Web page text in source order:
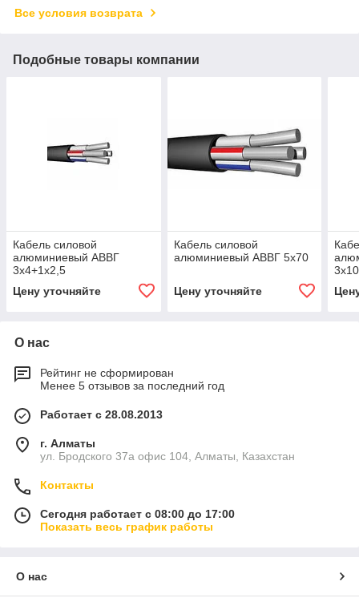
Все условия возврата
Подобные товары компании
Кабель силовой
алюминиевый АВВГ
3х4+1х2,5
Цену уточняйте
Кабель силовой
алюминиевый АВВГ 5х70
Цену уточняйте
О нас
Рейтинг не сформирован
Менее 5 отзывов за последний год
Работает с 28.08.2013
г. Алматы
ул. Бродского 37а офис 104, Алматы, Казахстан
Контакты
Сегодня работает с 08:00 до 17:00
Показать весь график работы
О нас